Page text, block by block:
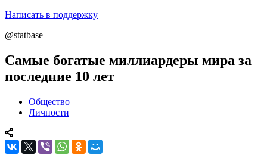
Написать в поддержку
@statbase
Самые богатые миллиардеры мира за
последние 10 лет
Общество
Личности